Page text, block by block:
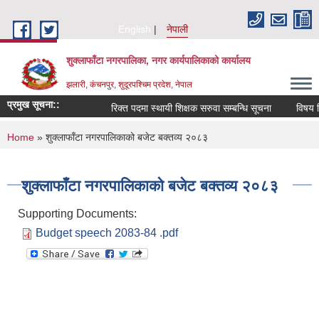
English
नेपाली
शुक्लाफाँटा नगरपालिका, नगर कार्यपालिकाको कार्यालय
झलारी, कंचनपुर, शुदूरपश्चिम प्रदेश, नेपाल
प्रमुख सूचना:: रिक्त पदमा स्थायी शिक्षक सरुवा सम्बन्धि सूचना विषय
You are here
Home » शुक्लाफाँटा नगरपालिकाको बजेट बक्तव्य २०८३
शुक्लाफाँटा नगरपालिकाको बजेट बक्तव्य २०८३
Supporting Documents:
Budget speech 2083-84 .pdf